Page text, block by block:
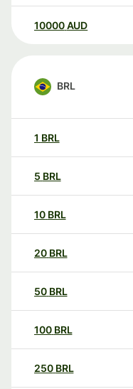
10000 AUD
BRL
1 BRL
5 BRL
10 BRL
20 BRL
50 BRL
100 BRL
250 BRL